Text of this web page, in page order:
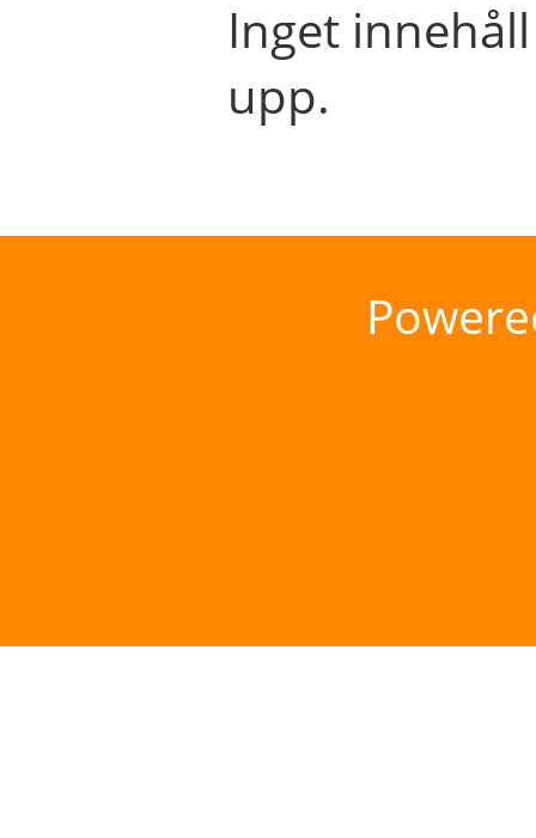
Inget
upp.